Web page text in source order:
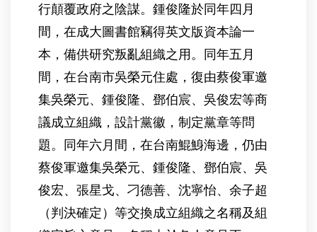
行顛覆政府之陰謀。鍾俊隆於同年四月
間，在成大圖書館竊得英文版資本論一
本，備供研究叛亂組織之用。同年五月
間，在台南市吳榮元住處，復由蔡俊軍邀
集吳榮元、鍾俊隆、鄧伯宸、吳俊宏等商
議成立組織，設計黨徽，制定黨章等問
題。同年六月間，在台南鯤鯓海邊，仍由
蔡俊軍邀集吳榮元、鍾俊隆、鄧伯宸、吳
俊宏、張星戈、刁德善、沈寧怡、余子超
（判決確定）等交換成立組織之名稱及組